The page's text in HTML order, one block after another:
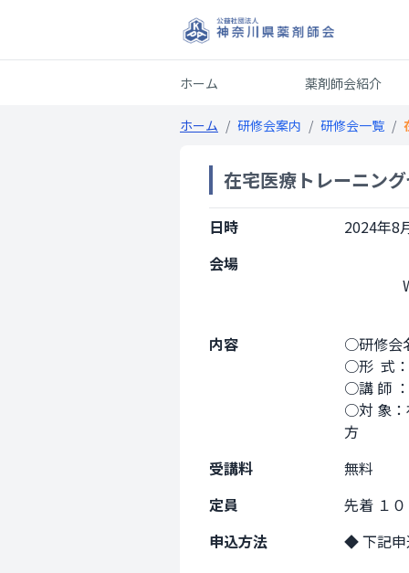
ホーム 薬剤師会紹介
ホーム / 研修会案内 / 研修会一覧 /
在宅医療トレーニン
日時
2024年8
会場
内容
○研修会
○形  式
○講 師
○対 象：
方
受講料
無料
定員
先着 １
申込方法
◆ 下記申